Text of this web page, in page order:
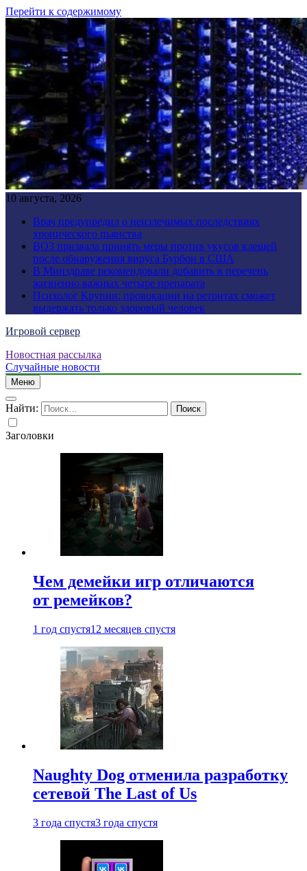
Перейти к содержимому
10 августа, 2026
Врач предупредил о неизлечимых последствиях
хронического пьянства
ВОЗ призвала принять меры против укусов клещей
после обнаружения вируса Бурбон в США
В Минздраве рекомендовали добавить в перечень
жизненно важных четыре препарата
Психолог Крупин: провокации на ретритах сможет
выдержать только здоровый человек
Игровой сервер
Новостная рассылка
Случайные новости
Меню
Найти:
Заголовки
Чем демейки игр отличаются
от ремейков?
1 год спустя12 месяцев спустя
Naughty Dog отменила разработку
сетевой The Last of Us
3 года спустя3 года спустя